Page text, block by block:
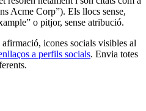
Acme Corp”). Els llocs sense,
o pitjor, sense atribució.
icones socials visibles al
a perfils socials. Envia totes